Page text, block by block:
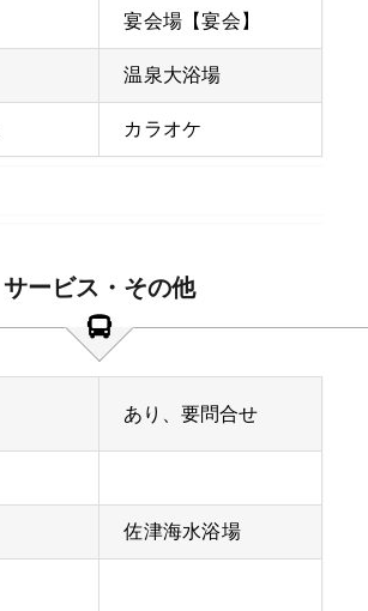
宴会場【宴会】
温泉大浴場
カラオケ
サービス・その他
あり、要問合せ
佐津海水浴場